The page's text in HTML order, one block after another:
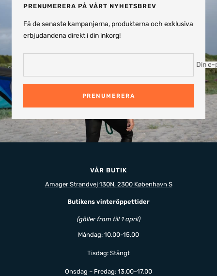
1
2 3 4
PRENUMERERA PÅ VÅRT NYHETSBREV
Få de senaste kampanjerna, produkterna och exklusiva
erbjudandena direkt i din inkorg!
Din e-
PRENUMERERA
VÅR BUTIK
Amager Strandvej 130N, 2300 København S
Butikens vinteröppettider
(gäller fram till 1 april)
Måndag: 10.00-15.00
Tisdag: Stängt
Onsdag – Fredag: 13.00–17.00